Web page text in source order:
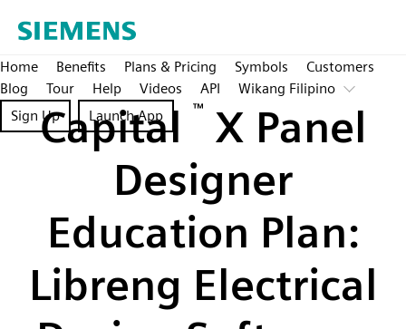
Home Benefits Plans & Pricing Symbols
Customers
Blog
Tour Help Videos API
Wikang Filipino
Sign Up
Launch App
Capital ™
X Panel
Designer
Education Plan:
Libreng Electrical